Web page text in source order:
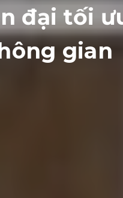
đại tối
gian